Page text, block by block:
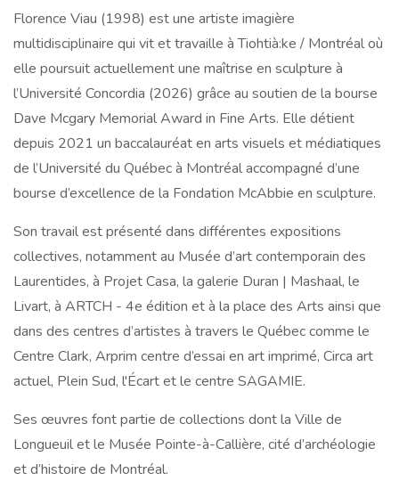
Florence Viau (1998) est une artiste imagière
multidisciplinaire qui vit et travaille à Tiohtià:ke / Montréal où
elle poursuit actuellement une maîtrise en sculpture à
l’Université Concordia (2026) grâce au soutien de la bourse
Dave Mcgary Memorial Award in Fine Arts. Elle détient
depuis 2021 un baccalauréat en arts visuels et médiatiques
de l’Université du Québec à Montréal accompagné d’une
bourse d’excellence de la Fondation McAbbie en sculpture.
Son travail est présenté dans différentes expositions
collectives, notamment au Musée d’art contemporain des
Laurentides, à Projet Casa, la galerie Duran | Mashaal, le
Livart, à ARTCH - 4e édition et à la place des Arts ainsi que
dans des centres d’artistes à travers le Québec comme le
Centre Clark, Arprim centre d’essai en art imprimé, Circa art
actuel, Plein Sud, l'Écart et le centre SAGAMIE.
Ses œuvres font partie de collections dont la Ville de
Longueuil et le Musée Pointe-à-Callière, cité d’archéologie
et d’histoire de Montréal.